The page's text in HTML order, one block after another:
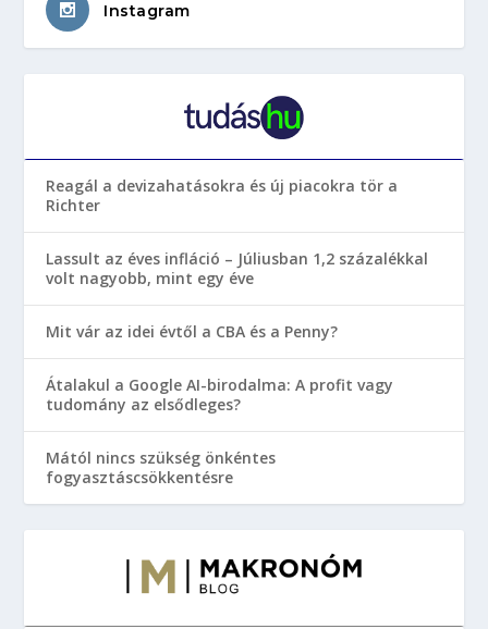
Instagram
Reagál a devizahatásokra és új piacokra tör a
Richter
Lassult az éves infláció – Júliusban 1,2 százalékkal
volt nagyobb, mint egy éve
Mit vár az idei évtől a CBA és a Penny?
Átalakul a Google AI-birodalma: A profit vagy
tudomány az elsődleges?
Mától nincs szükség önkéntes
fogyasztáscsökkentésre